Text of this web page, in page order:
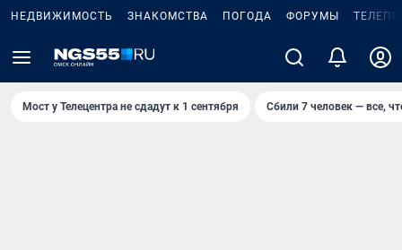
НЕДВИЖИМОСТЬ ЗНАКОМСТВА ПОГОДА ФОРУМЫ
Мост у Телецентра не сдадут к 1 сентября Сбили 7 человек — все,